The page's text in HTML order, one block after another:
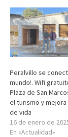
Peralvillo se
mundo!. Wifi
Plaza de San
el turismo y mejora
de vida
16 de enero de
En «Actualidad»